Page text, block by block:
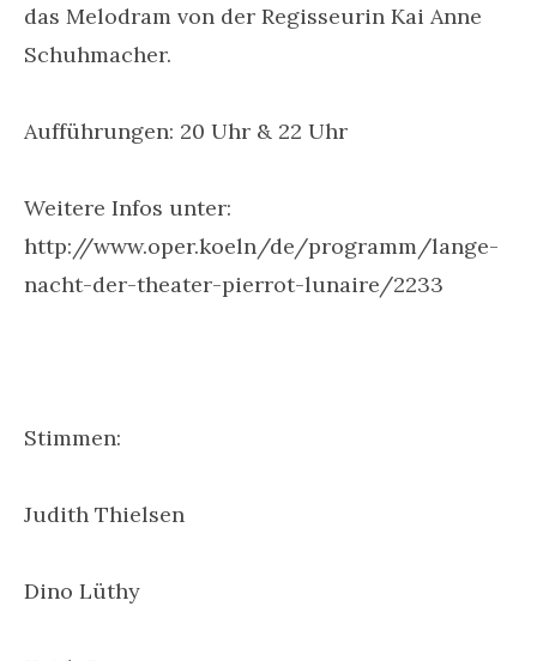
das Melodram von der Regisseurin Kai Anne
Schuhmacher.
Aufführungen: 20 Uhr & 22 Uhr
Weitere Infos unter:
http://www.oper.koeln/de/programm/lange-
nacht-der-theater-pierrot-lunaire/2233
Stimmen:
Judith Thielsen
Dino Lüthy